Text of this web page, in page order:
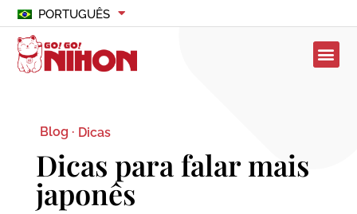
PORTUGUÊS
Blog · Dicas
Dicas para falar mais
japonês